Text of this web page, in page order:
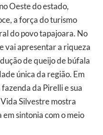
Oeste do estado,
a força do turismo
do povo tapajoara. No
vai apresentar a riqueza
de queijo de búfala
única da região. Em
da Pirelli e sua
Silvestre mostra
sintonia com o meio